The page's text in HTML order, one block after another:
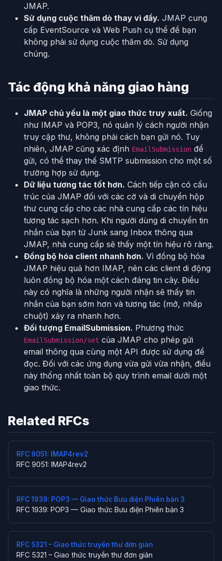
JMAP.
Sử dụng cuộc thăm dò thay vì đẩy. JMAP cung
cấp EventSource và Web Push cụ thể để bạn
không phải sử dụng cuộc thăm dò. Sử dụng
chúng.
Tác động khả năng giao hàng
JMAP chủ yếu là một giao thức truy xuất. Giống
như IMAP và POP3, nó quản lý cách người nhận
truy cập thư, không phải cách bạn gửi nó. Tuy
nhiên, JMAP cũng xác định EmailSubmission để
gửi, có thể thay thế SMTP submission cho một số
trường hợp sử dụng.
Dữ liệu tương tác tốt hơn. Cách tiếp cận có cấu
trúc của JMAP đối với các cờ và di chuyển hộp
thư cung cấp cho các nhà cung cấp các tín hiệu
tương tác sạch hơn. Khi người dùng di chuyển tin
nhắn của bạn từ Junk sang Inbox thông qua
JMAP, nhà cung cấp sẽ thấy một tín hiệu rõ ràng.
Đồng bộ hóa client nhanh hơn. Vì đồng bộ hóa
JMAP hiệu quả hơn IMAP, nên các client di động
luôn đồng bộ hóa một cách đáng tin cây. Điều
này có nghĩa là những người nhận sẽ thấy tin
nhắn của bạn sớm hơn và tương tác (mở, nhấp
chuột) xảy ra nhanh hơn.
Đối tượng EmailSubmission. Phương thức
EmailSubmission/set của JMAP cho phép gửi
email thông qua cùng một API được sử dụng để
đọc. Đối với các ứng dụng vừa gửi vừa nhận, điều
này thống nhất toàn bộ quy trình email dưới một
giao thức.
Related RFCs
RFC 9051: IMAP4rev2
RFC 9051: IMAP4rev2
RFC 1939: POP3 — Giao thức Bưu điện Phiên bản 3
RFC 1939: POP3 — Giao thức Bưu điện Phiên bản 3
RFC 5321 – Giao thức truyền thư đơn giản
RFC 5321 – Giao thức truyền thư đơn giản